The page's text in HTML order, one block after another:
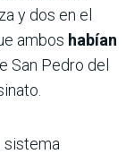
y dos en el
ambos habían
San Pedro del
sistema